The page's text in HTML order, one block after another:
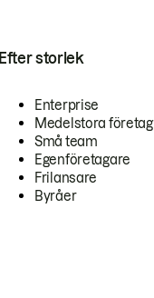
Efter storlek
Enterprise
Medelstora företag
Små team
Egenföretagare
Frilansare
Byråer